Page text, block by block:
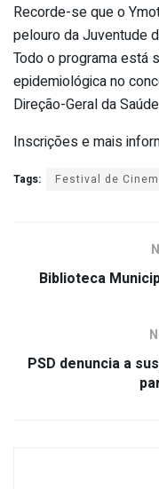
Recorde-se que o
pelouro da Juventude
Todo o programa está
epidemiológica no
Direção-Geral da
Inscrições e mais
Tags: Festival de
Biblioteca
PSD denuncia a